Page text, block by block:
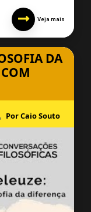
Veja mais
DA
Por Caio Souto